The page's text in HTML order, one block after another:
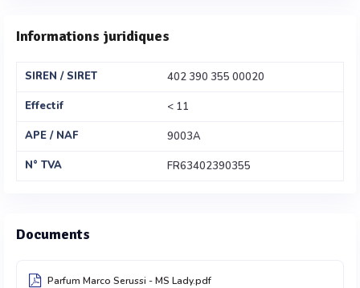
Informations juridiques
SIREN / SIRET
402 390 355 00020
Effectif
< 11
APE / NAF
9003A
N° TVA
FR63402390355
Documents
Parfum Marco Serussi - MS Lady.pdf